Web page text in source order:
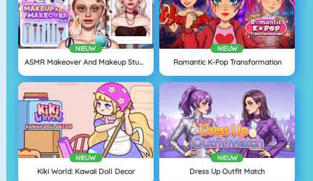
NIEUW
ASMR Makeover And Makeup Studio
NIEUW
Romantic K-Pop Transformation
NIEUW
Kiki World: Kawaii Doll Decor
NIEUW
Dress Up Outfit Match